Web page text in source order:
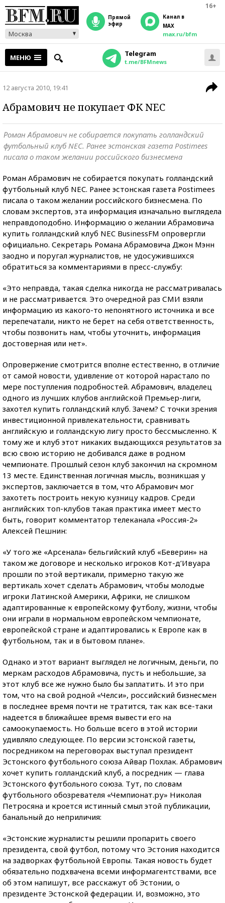
16+
Москва
прямой
эфир
Канал в
MAX
max.ru/bfm
МЕНЮ Telegram
t.me/BFMnews
12 августа 2010, 19:41
Абрамович не покупает ФК NEC
Роман Абрамович не собирается покупать голландский
футбольный клуб NEC. Ранее эстонская газета Postimees
писала о таком желании российского бизнесмена
Роман Абрамович не собирается покупать голландский
футбольный клуб NEC. Ранее эстонская газета Postimees
писала о таком желании российского бизнесмена. По
словам экспертов, эта информация изначально выглядела
неправдоподобно. Информацию о желании Абрамовича
купить голландский клуб NEC BusinessFM опровергли
официально. Секретарь Романа Абрамовича Джон Мэнн
заодно и поругал журналистов, не удосужившихся
обратиться за комментариями в пресс-службу:
«Это неправда, такая сделка никогда не рассматривалась
и не рассматривается. Это очередной раз СМИ взяли
информацию из какого-то непонятного источника и все
перепечатали, никто не берет на себя ответственность,
чтобы позвонить нам, чтобы уточнить, информация
достоверная или нет».
Опровержение смотрится вполне естественно, в отличие
от самой новости, удивление от которой нарастало по
мере поступления подробностей. Абрамович, владелец
одного из лучших клубов английской Премьер-лиги,
захотел купить голландский клуб. Зачем? С точки зрения
инвестиционной привлекательности, сравнивать
английскую и голландскую лигу просто бессмысленно. К
тому же и клуб этот никаких выдающихся результатов за
всю свою историю не добивался даже в родном
чемпионате. Прошлый сезон клуб закончил на скромном
13 месте. Единственная логичная мысль, возникшая у
экспертов, заключается в том, что Абрамович мог
захотеть построить некую кузницу кадров. Среди
английских топ-клубов такая практика имеет место
быть, говорит комментатор телеканала «Россия-2»
Алексей Пешнин:
«У того же «Арсенала» бельгийский клуб «Беверин» на
таком же договоре и несколько игроков Кот-д’Ивуара
прошли по этой вертикали, примерно такую же
вертикаль хочет сделать Абрамович, чтобы молодые
игроки Латинской Америки, Африки, не слишком
адаптированные к европейскому футболу, жизни, чтобы
они играли в нормальном европейском чемпионате,
европейской стране и адаптировались к Европе как в
футбольном, так и в бытовом плане».
Однако и этот вариант выглядел не логичным, деньги, по
меркам расходов Абрамовича, пусть и небольшие, за
этот клуб все же нужно было бы заплатить. И это при
том, что на свой родной «Челси», российский бизнесмен
в последнее время почти не тратится, так как все-таки
надеется в ближайшее время вывести его на
самоокупаемость. Но больше всего в этой истории
удивляло следующее. По версии эстонской газеты,
посредником на переговорах выступал президент
Эстонского футбольного союза Айвар Похлак. Абрамович
хочет купить голландский клуб, а посредник — глава
Эстонского футбольного союза. Тут, по словам
футбольного обозревателя «Чемпионат.ру» Николая
Петросяна и кроется истинный смыл этой публикации,
банальный до неприличия:
«Эстонские журналисты решили пропарить своего
президента, свой футбол, потому что Эстония находится
на задворках футбольной Европы. Такая новость будет
обязательно подхвачена всеми информагентствами, все
об этом напишут, все расскажут об Эстонии, о
президенте Эстонской федерации. И, возможно, это